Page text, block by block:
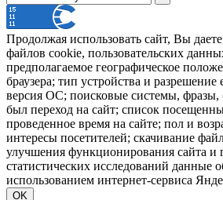
Продолжая использовать сайт, Вы
файлов cookie, пользовательских
предполагаемое географическое
браузера; тип устройства и разрешение
версия ОС; поисковые системы, фразы,
был переход на сайт; список
проведенное время на сайте; пол и
интересы посетителей; скачивание
улучшения функционирования сайта и
статистических исследований данные
использованием интернет-сервиса
OK